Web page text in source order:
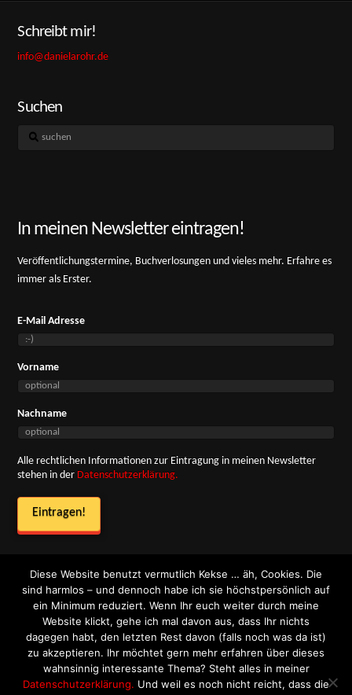
Schreibt mir!
info@danielarohr.de
Suchen
suchen
In meinen Newsletter eintragen!
Veröffentlichungstermine, Buchverlosungen und vieles mehr. Erfahre es
immer als Erster.
E-Mail Adresse
Vorname
Nachname
Alle rechtlichen Informationen zur Eintragung in meinen Newsletter
stehen in der Datenschutzerklärung.
Impressum
Datenschutzerklärung
Skriptur-Design
Diese Website benutzt vermutlich Kekse … äh, Cookies. Die
sind harmlos – und dennoch habe ich sie höchstpersönlich auf
ein Minimum reduziert. Wenn Ihr euch weiter durch meine
Website klickt, gehe ich mal davon aus, dass Ihr nichts
dagegen habt, den letzten Rest davon (falls noch was da ist)
zu akzeptieren. Ihr möchtet gern mehr erfahren über dieses
wahnsinnig interessante Thema? Steht alles in meiner
Datenschutzerklärung. Und weil es noch nicht reicht, dass die